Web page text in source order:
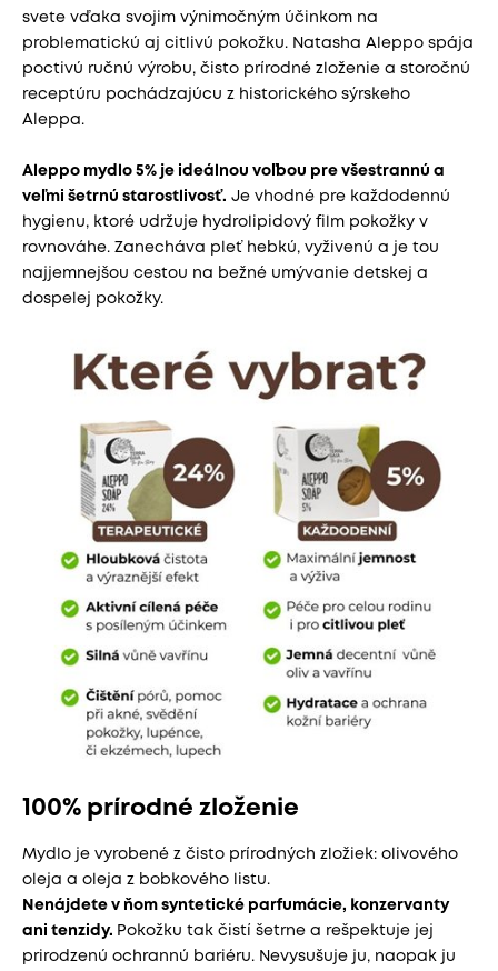
svete vďaka svojim výnimočným účinkom na
problematickú aj citlivú pokožku. Natasha Aleppo spája
poctivú ručnú výrobu, čisto prírodné zloženie a storočnú
receptúru pochádzajúcu z historického sýrskeho
Aleppa.
Aleppo mydlo 5% je ideálnou voľbou pre všestrannú a
veľmi šetrnú starostlivosť. Je vhodné pre každodennú
hygienu, ktoré udržuje hydrolipidový film pokožky v
rovnováhe. Zanecháva pleť hebkú, vyživenú a je tou
najjemnejšou cestou na bežné umývanie detskej a
dospelej pokožky.
100% prírodné zloženie
Mydlo je vyrobené z čisto prírodných zložiek: olivového
oleja a oleja z bobkového listu.
Nenájdete v ňom syntetické parfumácie, konzervanty
ani tenzidy. Pokožku tak čistí šetrne a rešpektuje jej
prirodzenú ochrannú bariéru. Nevysušuje ju, naopak ju